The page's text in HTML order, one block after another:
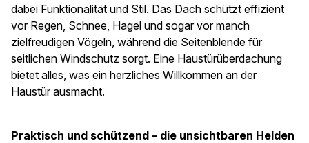
dabei Funktionalität und Stil. Das Dach schützt effizient
vor Regen, Schnee, Hagel und sogar vor manch
zielfreudigen Vögeln, während die Seitenblende für
seitlichen Windschutz sorgt. Eine Haustürüberdachung
bietet alles, was ein herzliches Willkommen an der
Haustür ausmacht.
Praktisch und schützend – die unsichtbaren Helden